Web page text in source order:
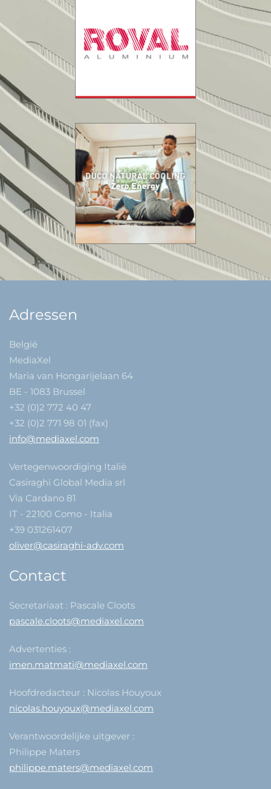
Adressen
België
MediaXel
Maria van Hongarijelaan 64
BE - 1083 Brussel
+32 (0)2 772 40 47
+32 (0)2 771 98 01 (fax)
info@mediaxel.com
Vertegenwoordiging Italië
Casiraghi Global Media srl
Via Cardano 81
IT - 22100 Como - Italia
+39 031261407
oliver@casiraghi-adv.com
Contact
Secretariaat : Pascale Cloots
pascale.cloots@mediaxel.com
Advertenties :
imen.matmati@mediaxel.com
Hoofdredacteur : Nicolas Houyoux
nicolas.houyoux@mediaxel.com
Verantwoordelijke uitgever :
Philippe Maters
philippe.maters@mediaxel.com